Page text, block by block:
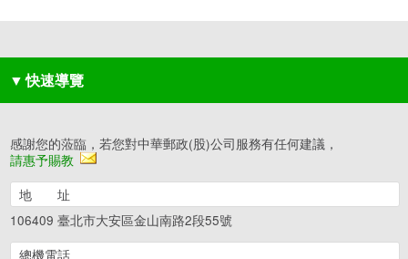
▼ 快速導覽
感謝您的蒞臨，若您對中華郵政(股)公司服務有任何建議，
請惠予賜教
地 址
106409 臺北市大安區金山南路2段55號
總機電話